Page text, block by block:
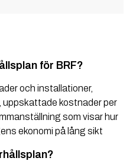
för BRF?
och installationer,
uppskattade kostnader per
som visar hur
ekonomi på lång sikt